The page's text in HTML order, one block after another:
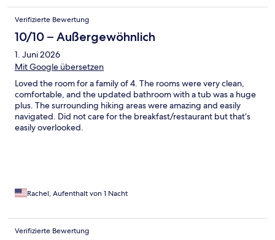
Verifizierte Bewertung
10/10 – Außergewöhnlich
1. Juni 2026
Mit Google übersetzen
Loved the room for a family of 4. The rooms were very clean,
comfortable, and the updated bathroom with a tub was a huge
plus. The surrounding hiking areas were amazing and easily
navigated. Did not care for the breakfast/restaurant but that’s
easily overlooked.
Rachel, Aufenthalt von 1 Nacht
Verifizierte Bewertung